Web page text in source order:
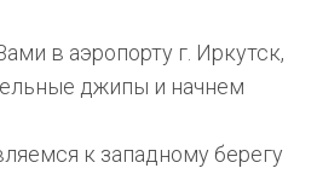
в аэропорту г. Иркутск,
джипы и начнем
к западному берегу